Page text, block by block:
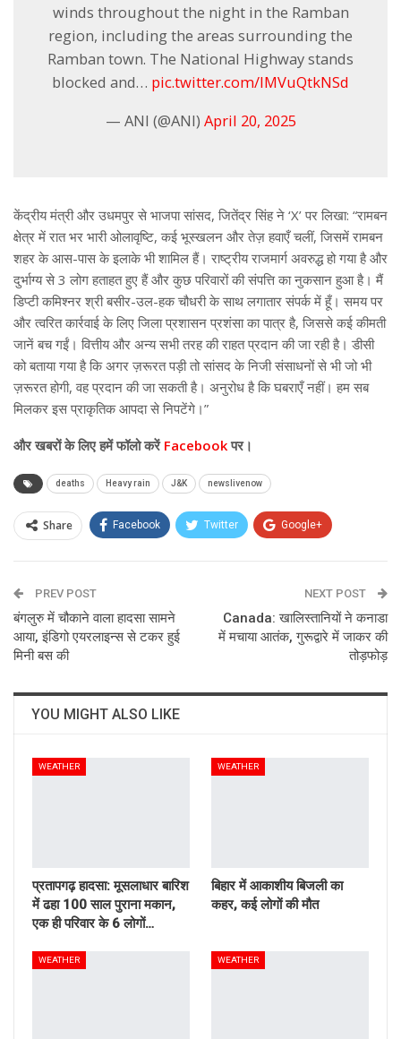
winds throughout the night in the Ramban
region, including the areas surrounding the
Ramban town. The National Highway stands
blocked and… pic.twitter.com/IMVuQtkNSd
— ANI (@ANI) April 20, 2025
केंद्रीय मंत्री और उधमपुर से भाजपा सांसद, जितेंद्र सिंह ने ‘X’ पर लिखा: “रामबन
क्षेत्र में रात भर भारी ओलावृष्टि, कई भूस्खलन और तेज़ हवाएँ चलीं, जिसमें रामबन
शहर के आस-पास के इलाके भी शामिल हैं। राष्ट्रीय राजमार्ग अवरुद्ध हो गया है और
दुर्भाग्य से 3 लोग हताहत हुए हैं और कुछ परिवारों की संपत्ति का नुकसान हुआ है। मैं
डिप्टी कमिश्नर श्री बसीर-उल-हक चौधरी के साथ लगातार संपर्क में हूँ। समय पर
और त्वरित कार्रवाई के लिए जिला प्रशासन प्रशंसा का पात्र है, जिससे कई कीमती
जानें बच गईं। वित्तीय और अन्य सभी तरह की राहत प्रदान की जा रही है। डीसी
को बताया गया है कि अगर ज़रूरत पड़ी तो सांसद के निजी संसाधनों से भी जो भी
ज़रूरत होगी, वह प्रदान की जा सकती है। अनुरोध है कि घबराएँ नहीं। हम सब
मिलकर इस प्राकृतिक आपदा से निपटेंगे।”
और खबरों के लिए हमें फॉलो करेंFacebookपर।
deaths Heavy rain J&K newslivenow
Share Facebook Twitter Google+
Email
PREV POST
बंगलुरु में चौकाने वाला हादसा सामने
आया, इंडिगो एयरलाइन्स से टकर हुई
मिनी बस की
NEXT POST
Canada: खालिस्तानियों ने कनाडा
में मचाया आतंक, गुरूद्वारे में जाकर की
तोड़फोड़
YOU MIGHT ALSO LIKE
WEATHER
प्रतापगढ़ हादसा: मूसलाधार बारिश
में ढहा 100 साल पुराना मकान,
एक ही परिवार के 6 लोगों…
WEATHER
बिहार में आकाशीय बिजली का
कहर, कई लोगों की मौत
WEATHER WEATHER